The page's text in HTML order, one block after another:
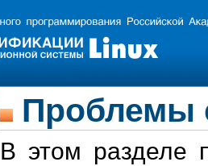
Проблемы
В этом разделе